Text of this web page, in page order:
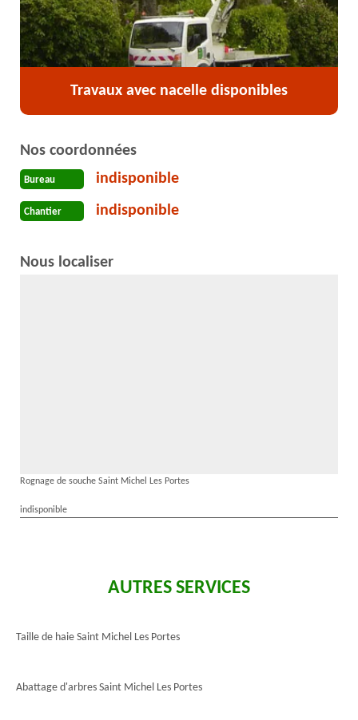
Travaux avec nacelle disponibles
Nos coordonnées
Bureau indisponible
Chantier indisponible
Nous localiser
Rognage de souche Saint Michel Les Portes
indisponible
AUTRES SERVICES
Taille de haie Saint Michel Les Portes
Abattage d'arbres Saint Michel Les Portes